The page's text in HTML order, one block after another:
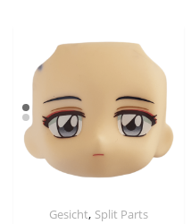
Gesicht, Split Parts